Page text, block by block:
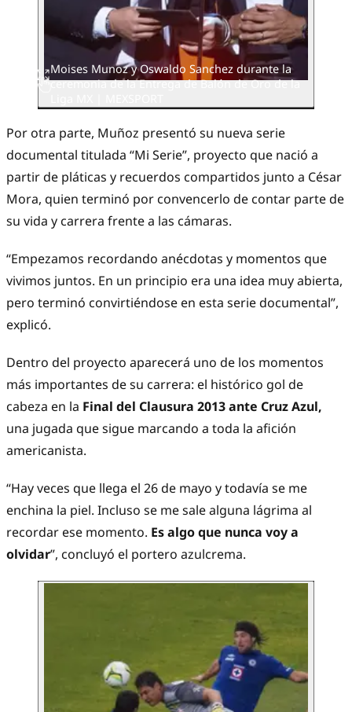
Moises Munoz y Oswaldo Sanchez durante la
ceremonia de la Entrega de Balón de Oro de la
Por otra parte, Muñoz presentó su nueva serie
documental titulada “Mi Serie”, proyecto que nació a
partir de pláticas y recuerdos compartidos junto a César
Mora, quien terminó por convencerlo de contar parte de
su vida y carrera frente a las cámaras.
“Empezamos recordando anécdotas y momentos que
vivimos juntos. En un principio era una idea muy abierta,
pero terminó convirtiéndose en esta serie documental”,
explicó.
Dentro del proyecto aparecerá uno de los momentos
más importantes de su carrera: el histórico gol de
cabeza en la Final del Clausura 2013 ante Cruz Azul,
una jugada que sigue marcando a toda la afición
americanista.
“Hay veces que llega el 26 de mayo y todavía se me
enchina la piel. Incluso se me sale alguna lágrima al
recordar ese momento. Es algo que nunca voy a
olvidar”, concluyó el portero azulcrema.